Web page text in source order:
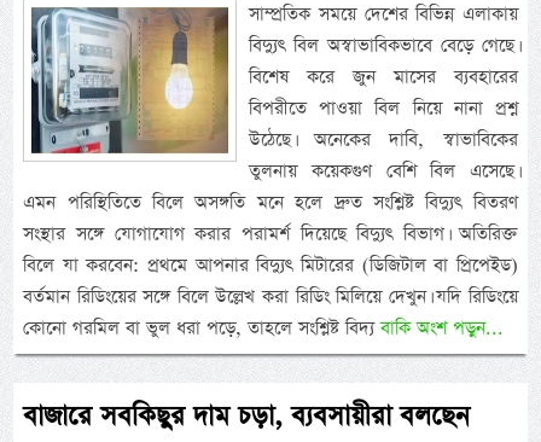
সাম্প্রতিক সময়ে দেশের বিভিন্ন এলাকায়
বিদ্যুৎ বিল অস্বাভাবিকভাবে বেড়ে গেছে।
বিশেষ করে জুন মাসের ব্যবহারের
বিপরীতে পাওয়া বিল নিয়ে নানা প্রশ্ন
উঠেছে। অনেকের দাবি, স্বাভাবিকের
তুলনায় কয়েকগুণ বেশি বিল এসেছে।
এমন পরিস্থিতিতে বিলে অসঙ্গতি মনে হলে দ্রুত সংশ্লিষ্ট বিদ্যুৎ বিতরণ
সংস্থার সঙ্গে যোগাযোগ করার পরামর্শ দিয়েছে বিদ্যুৎ বিভাগ। অতিরিক্ত
বিলে যা করবেন: প্রথমে আপনার বিদ্যুৎ মিটারের (ডিজিটাল বা প্রিপেইড)
বর্তমান রিডিংয়ের সঙ্গে বিলে উল্লেখ করা রিডিং মিলিয়ে দেখুন। যদি রিডিংয়ে
কোনো গরমিল বা ভুল ধরা পড়ে, তাহলে সংশ্লিষ্ট বিদ্যবাকি অংশ পড়ুন...
বাজারে সবকিছুর দাম চড়া, ব্যবসায়ীরা বলছেন